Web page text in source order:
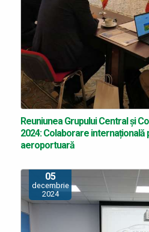
Reuniunea Grupului Central și
2024: Colaborare
aeroportuară
05
decembrie
2024